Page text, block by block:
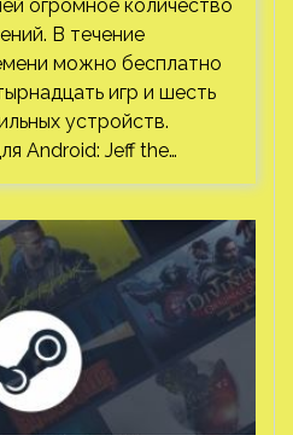
огромное количество
В течение
можно бесплатно
игр и шесть
устройств.
Android: Jeff the…